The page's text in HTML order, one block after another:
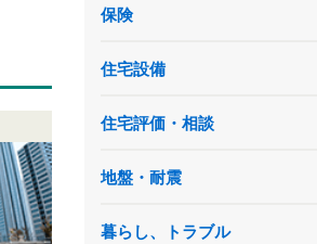
保険
住宅設備
住宅評価・相談
地盤・耐震
暮らし、トラブル